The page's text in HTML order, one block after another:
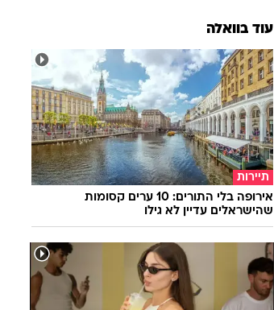
עוד בוואלה
תיירות
אירופה בלי התורים: 10 ערים קסומות
שהישראלים עדיין לא גילו